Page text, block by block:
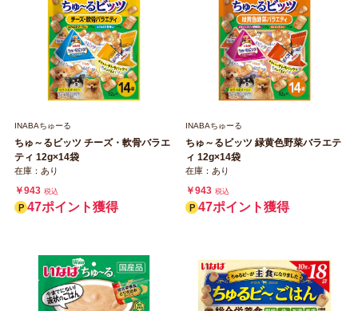
INABAちゅーる
ちゅ～るビッツ チーズ・軟骨バラエ
ティ 12g×14袋
在庫：あり
￥943 税込
47ポイント獲得
INABAちゅーる
ちゅ～るビッツ 緑黄色野菜バラエテ
ィ 12g×14袋
在庫：あり
￥943 税込
47ポイント獲得